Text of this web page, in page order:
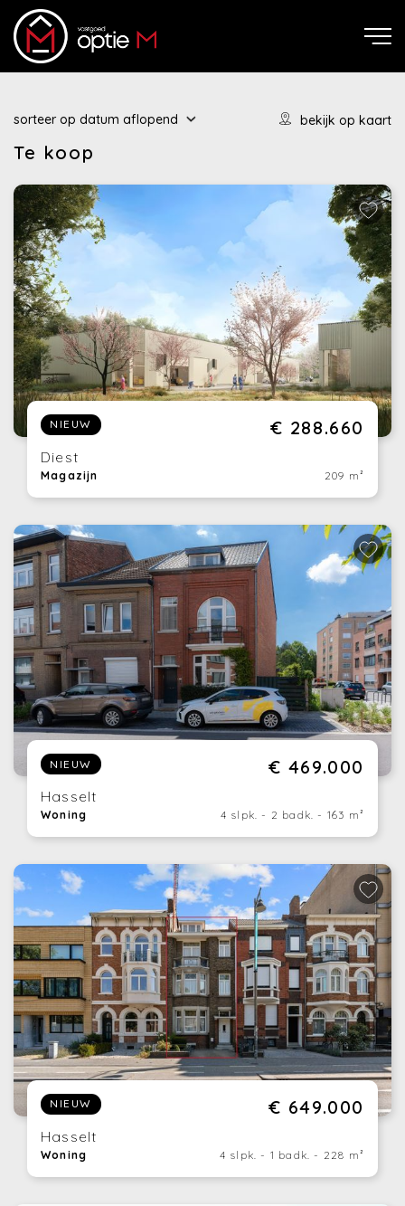
sorteer op datum aflopend bekijk op kaart
Te koop
NIEUW € 288.660
Diest
Magazijn 209 m²
NIEUW € 469.000
Hasselt
Woning 4 slpk. - 2 badk. - 163 m²
NIEUW € 649.000
Hasselt
Woning 4 slpk. - 1 badk. - 228 m²